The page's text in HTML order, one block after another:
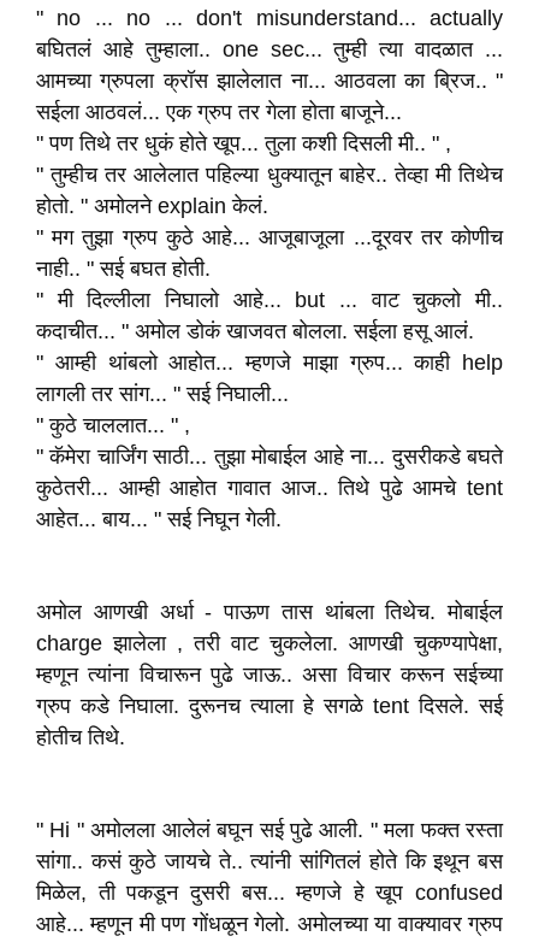
" no ... no ... don't misunderstand... actually
बघितलं आहे तुम्हाला.. one sec... तुम्ही त्या वादळात ...
आमच्या ग्रुपला क्रॉस झालेलात ना... आठवला का ब्रिज.. "
सईला आठवलं... एक ग्रुप तर गेला होता बाजूने...
" पण तिथे तर धुकं होते खूप... तुला कशी दिसली मी.. " ,
" तुम्हीच तर आलेलात पहिल्या धुक्यातून बाहेर.. तेव्हा मी तिथेच
होतो. " अमोलने explain केलं.
" मग तुझा ग्रुप कुठे आहे... आजूबाजूला ...दूरवर तर कोणीच
नाही.. " सई बघत होती.
" मी दिल्लीला निघालो आहे... but ... वाट चुकलो मी..
कदाचीत... " अमोल डोकं खाजवत बोलला. सईला हसू आलं.
" आम्ही थांबलो आहोत... म्हणजे माझा ग्रुप... काही help
लागली तर सांग... " सई निघाली...
" कुठे चाललात... " ,
" कॅमेरा चार्जिंग साठी... तुझा मोबाईल आहे ना... दुसरीकडे बघते
कुठेतरी... आम्ही आहोत गावात आज.. तिथे पुढे आमचे tent
आहेत... बाय... " सई निघून गेली.
अमोल आणखी अर्धा - पाऊण तास थांबला तिथेच. मोबाईल
charge झालेला , तरी वाट चुकलेला. आणखी चुकण्यापेक्षा,
म्हणून त्यांना विचारून पुढे जाऊ.. असा विचार करून सईच्या
ग्रुप कडे निघाला. दुरूनच त्याला हे सगळे tent दिसले. सई
होतीच तिथे.
" Hi " अमोलला आलेलं बघून सई पुढे आली. " मला फक्त रस्ता
सांगा.. कसं कुठे जायचे ते.. त्यांनी सांगितलं होते कि इथून बस
मिळेल, ती पकडून दुसरी बस... म्हणजे हे खूप confused
आहे... म्हणून मी पण गोंधळून गेलो. अमोलच्या या वाक्यावर ग्रुप